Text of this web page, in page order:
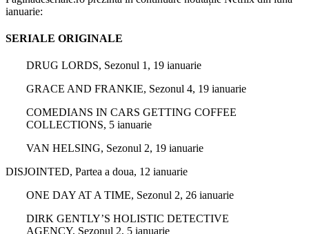
ianuarie:
SERIALE ORIGINALE
DRUG LORDS, Sezonul 1, 19 ianuarie
GRACE AND FRANKIE, Sezonul 4, 19 ianuarie
COMEDIANS IN CARS GETTING COFFEE
COLLECTIONS, 5 ianuarie
VAN HELSING, Sezonul 2, 19 ianuarie
DISJOINTED, Partea a doua, 12 ianuarie
ONE DAY AT A TIME, Sezonul 2, 26 ianuarie
DIRK GENTLY’S HOLISTIC DETECTIVE
AGENCY, Sezonul 2, 5 ianuarie